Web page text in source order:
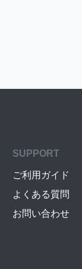
SUPPORT
ご利用ガイド
よくある質問
お問い合わせ